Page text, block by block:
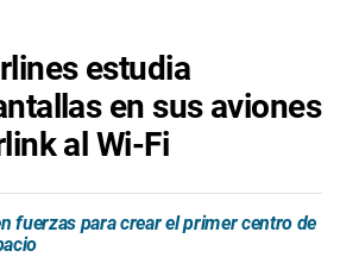
estudia
en sus aviones
al Wi-Fi
fuerzas para crear el primer centro de